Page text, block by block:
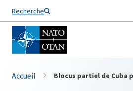
Recherche
Nom de famille*
Accueil Blocus partiel de Cuba